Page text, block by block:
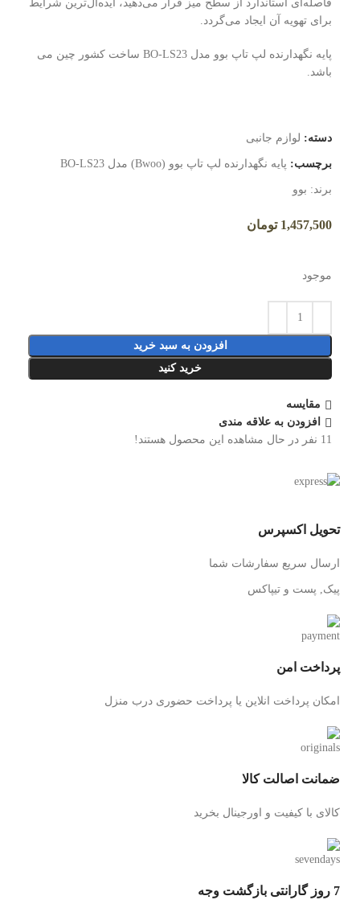
فاصله‌ای استاندارد از سطح میز قرار می‌دهید، ایده‌آل‌تر‌ین شرایط
برای تهویه آن ایجاد می‌گردد.
پایه نگهدارنده لپ تاپ بوو مدل BO-LS23 ساخت کشور چین می
باشد.
دسته: لوازم جانبی
برچسب: پایه نگهدارنده لپ تاپ بوو (Bwoo) مدل BO-LS23
برند: بوو
1,457,500 تومان
موجود
افزودن به سبد خرید
خرید کنید
مقایسه
افزودن به علاقه مندی
11 نفر در حال مشاهده این محصول هستند!
تحویل اکسپرس
ارسال سریع سفارشات شما
پیک, پست و تیپاکس
پرداخت امن
امکان پرداخت انلاین یا پرداخت حضوری درب منزل
ضمانت اصالت کالا
کالای با کیفیت و اورجینال بخرید
7 روز گارانتی بازگشت وجه